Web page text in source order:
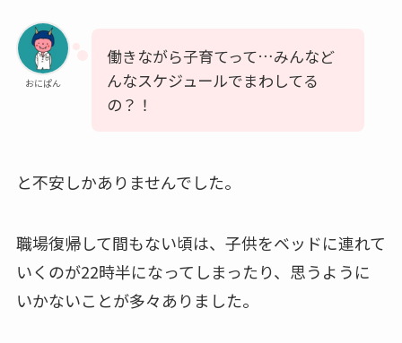
おにぱん
働きながら子育てって…みんなど
んなスケジュールでまわしてる
の？！
と不安しかありませんでした。
職場復帰して間もない頃は、子供をベッドに連れて
いくのが22時半になってしまったり、思うように
いかないことが多々ありました。